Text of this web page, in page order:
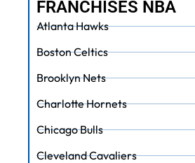
FRANCHISES NBA
Atlanta Hawks
Boston Celtics
Brooklyn Nets
Charlotte Hornets
Chicago Bulls
Cleveland Cavaliers